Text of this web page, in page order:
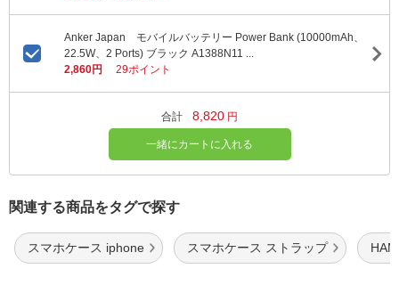
Anker Japan モバイルバッテリー Power Bank (10000mAh、
22.5W、2 Ports) ブラック A1388N11 ...
2,860円
29ポイント
合計 8,820 円
一緒にカートに入れる
関連する商品をタグで探す
スマホケース iphone スマホケース ストラップ